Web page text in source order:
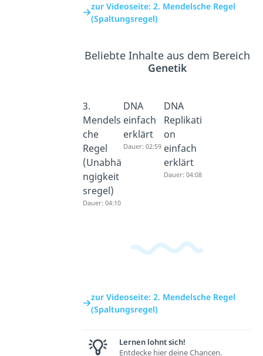
zur Videoseite: 2. Mendelsche Regel
(Spaltungsregel)
Beliebte Inhalte aus dem Bereich
Genetik
3.
Mendels
che
Regel
(Unabhä
ngigkeit
sregel)
Dauer: 04:10
DNA
einfach
erklärt
Dauer: 02:59
DNA
Replikati
on
einfach
erklärt
Dauer: 04:08
zur Videoseite: 2. Mendelsche Regel
(Spaltungsregel)
Lernen lohnt sich!
Entdecke hier deine Chancen.